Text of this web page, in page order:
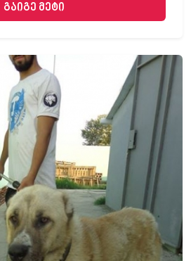
გაიგე მეტი